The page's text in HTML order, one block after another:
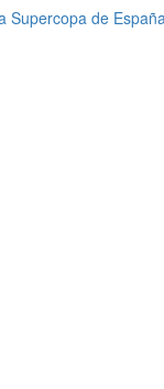
Supercopa de